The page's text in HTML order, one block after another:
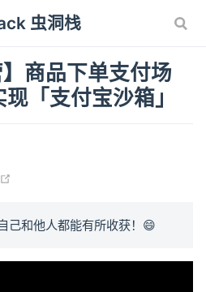
虫洞栈
】商品下单支付场
「支付宝沙箱」
己和他人都能有所收获！😄